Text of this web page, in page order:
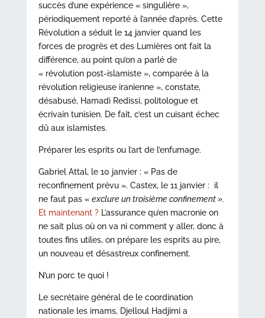
succès d’une expérience « singulière »,
périodiquement reporté à l’année d’après. Cette
Révolution a séduit le 14 janvier quand les
forces de progrès et des Lumières ont fait la
différence, au point qu’on a parlé de
« révolution post-islamiste », comparée à la
révolution religieuse iranienne », constate,
désabusé, Hamadi Redissi, politologue et
écrivain tunisien. De fait, c’est un cuisant échec
dû aux islamistes.
Préparer les esprits ou l’art de l’enfumage.
Gabriel Attal, le 10 janvier : « Pas de
reconfinement prévu ». Castex, le 11 janvier : il
ne faut pas « exclure un troisième confinement ».
Et maintenant ?L’assurance qu’en macronie on
ne sait plus où on va ni comment y aller, donc à
toutes fins utiles, on prépare les esprits au pire,
un nouveau et désastreux confinement.
N’un porc te quoi !
Le secrétaire général de le coordination
nationale les imams, Djelloul Hadjimi a